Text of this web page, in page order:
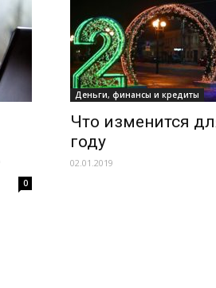
0
Деньги, финансы и кредиты
Что изменится
году
02.01.2019